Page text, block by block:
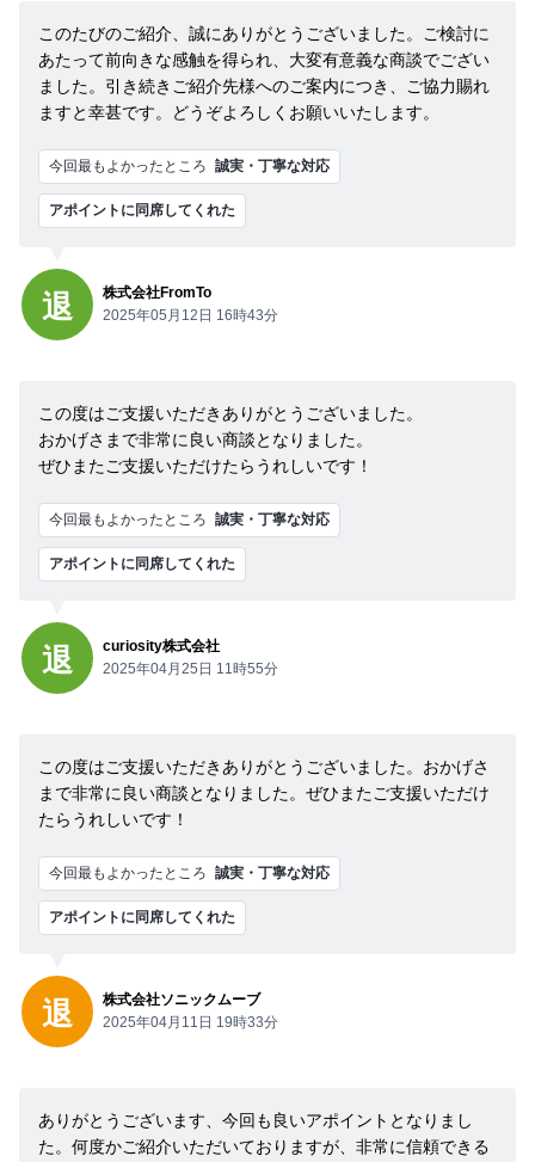
このたびのご紹介、誠にありがとうございました。ご検討に
あたって前向きな感触を得られ、大変有意義な商談でござい
ました。引き続きご紹介先様へのご案内につき、ご協力賜れ
ますと幸甚です。どうぞよろしくお願いいたします。
今回最もよかったところ 誠実・丁寧な対応
アポイントに同席してくれた
退
株式会社FromTo
2025年05月12日 16時43分
この度はご支援いただきありがとうございました。
おかげさまで非常に良い商談となりました。
ぜひまたご支援いただけたらうれしいです！
今回最もよかったところ 誠実・丁寧な対応
アポイントに同席してくれた
退
curiosity株式会社
2025年04月25日 11時55分
この度はご支援いただきありがとうございました。おかげさ
まで非常に良い商談となりました。ぜひまたご支援いただけ
たらうれしいです！
今回最もよかったところ 誠実・丁寧な対応
アポイントに同席してくれた
退
株式会社ソニックムーブ
2025年04月11日 19時33分
ありがとうございます、今回も良いアポイントとなりまし
た。何度かご紹介いただいておりますが、非常に信頼できる